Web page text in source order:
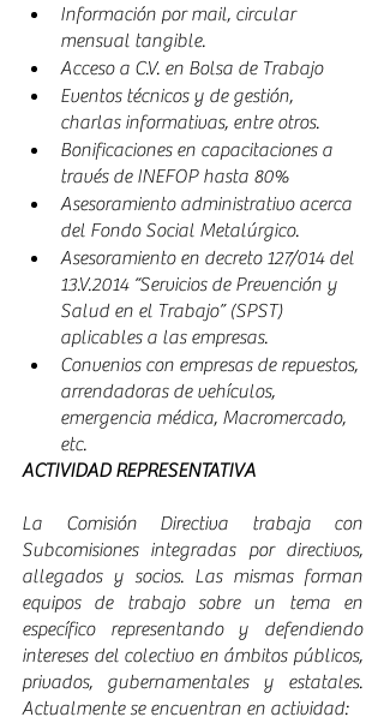
Información por mail, circular
mensual tangible.
Acceso a C.V. en Bolsa de Trabajo
Eventos técnicos y de gestión,
charlas informativas, entre otros.
Bonificaciones en capacitaciones a
través de INEFOP hasta 80%
Asesoramiento administrativo acerca
del Fondo Social Metalúrgico.
Asesoramiento en decreto 127/014 del
13.V.2014 “Servicios de Prevención y
Salud en el Trabajo” (SPST)
aplicables a las empresas.
Convenios con empresas de repuestos,
arrendadoras de vehículos,
emergencia médica, Macromercado,
etc.
ACTIVIDAD REPRESENTATIVA
La Comisión Directiva trabaja con
Subcomisiones integradas por directivos,
allegados y socios. Las mismas forman
equipos de trabajo sobre un tema en
específico representando y defendiendo
intereses del colectivo en ámbitos públicos,
privados, gubernamentales y estatales.
Actualmente se encuentran en actividad: